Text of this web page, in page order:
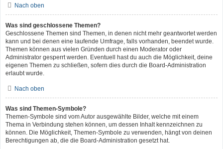
Nach oben
Was sind geschlossene Themen?
Geschlossene Themen sind Themen, in denen nicht mehr geantwortet werden
kann und bei denen eine laufende Umfrage, falls vorhanden, beendet wurde.
Themen können aus vielen Gründen durch einen Moderator oder
Administrator gesperrt werden. Eventuell hast du auch die Möglichkeit, deine
eigenen Themen zu schließen, sofern dies durch die Board-Administration
erlaubt wurde.
Nach oben
Was sind Themen-Symbole?
Themen-Symbole sind vom Autor ausgewählte Bilder, welche mit einem
Thema in Verbindung stehen können, um dessen Inhalt kennzeichnen zu
können. Die Möglichkeit, Themen-Symbole zu verwenden, hängt von deinen
Berechtigungen ab, die die Board-Administration gesetzt hat.